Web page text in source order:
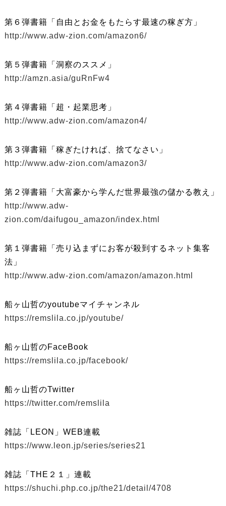
第６弾書籍「自由とお金をもたらす最速の稼ぎ方」
http://www.adw-zion.com/amazon6/
第５弾書籍「洞察のススメ」
http://amzn.asia/guRnFw4
第４弾書籍「超・起業思考」
http://www.adw-zion.com/amazon4/
第３弾書籍「稼ぎたければ、捨てなさい」
http://www.adw-zion.com/amazon3/
第２弾書籍「大富豪から学んだ世界最強の儲かる教え」
http://www.adw-
zion.com/daifugou_amazon/index.html
第１弾書籍「売り込まずにお客が殺到するネット集客
法」
http://www.adw-zion.com/amazon/amazon.html
船ヶ山哲のyoutubeマイチャンネル
https://remslila.co.jp/youtube/
船ヶ山哲のFaceBook
https://remslila.co.jp/facebook/
船ヶ山哲のTwitter
https://twitter.com/remslila
雑誌「LEON」WEB連載
https://www.leon.jp/series/series21
雑誌「THE２１」連載
https://shuchi.php.co.jp/the21/detail/4708